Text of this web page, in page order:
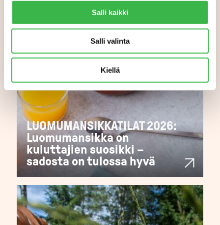
Salli kaikki
Salli valinta
Kiellä
LUOMUMANSIKKATILAT 2026:
Luomumansikka on
kuluttajien suosikki –
sadosta on tulossa hyvä